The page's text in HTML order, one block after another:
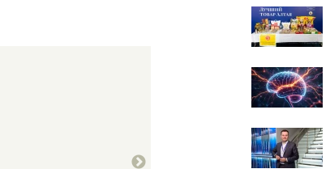
Желаем в этот Новый год
Пусть он укроет от невзгод,
Счастливым станет случаем!
И пусть исполнит он мечты,